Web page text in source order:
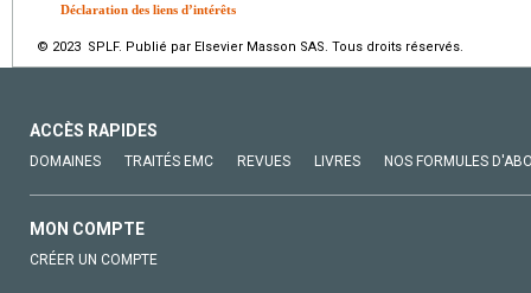
Déclaration des liens d’intérêts
© 2023 SPLF. Publié par Elsevier Masson SAS. Tous droits réservés.
ACCÈS RAPIDES
DOMAINES TRAITÉS EMC REVUES LIVRES NOS FORMULES
MON COMPTE
CRÉER UN COMPTE